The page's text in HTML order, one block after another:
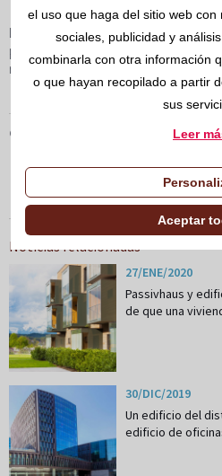
La firma de la Declaración de
paso más en el compromiso del
respetuosas con el planeta.
CATEGORÍAS
Noticias relacionadas
27/ENE/2020
Passivhaus y
de que una
30/DIC/2019
Un edificio del
edificio de
el uso que haga del sitio web
sociales, publicidad y
combinarla con otra información
o que hayan recopilado a partir
sus
Leer
Aceptar